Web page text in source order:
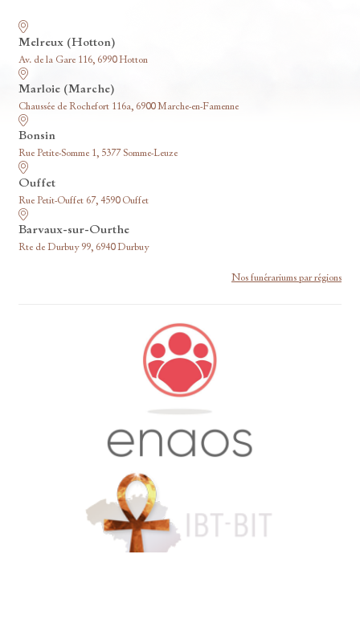
Melreux (Hotton)
Av. de la Gare 116, 6990 Hotton
Marloie (Marche)
Chaussée de Rochefort 116a, 6900 Marche-en-Famenne
Bonsin
Rue Petite-Somme 1, 5377 Somme-Leuze
Ouffet
Rue Petit-Ouffet 67, 4590 Ouffet
Barvaux-sur-Ourthe
Rte de Durbuy 99, 6940 Durbuy
Nos funérariums par régions